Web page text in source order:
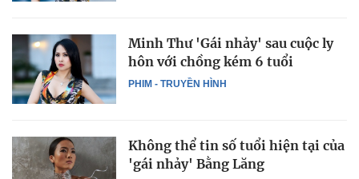
PHIM - TRUYỀN HÌNH
Minh Thư 'Gái nhảy' sau cuộc ly
hôn với chồng kém 6 tuổi
Không thể tin số tuổi hiện tại của
'gái nhảy' Bằng Lăng